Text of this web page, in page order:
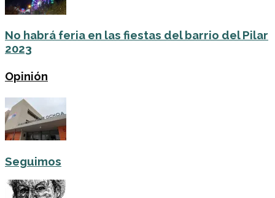
No habrá feria en las fiestas del barrio del Pilar
2023
Opinión
Seguimos